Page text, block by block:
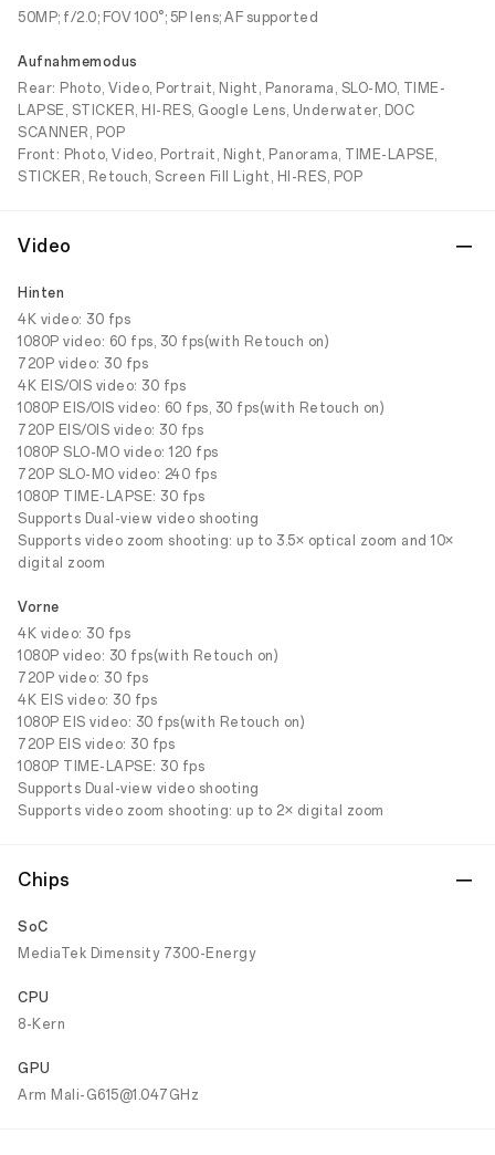
50MP; f/2.0; FOV 100°; 5P lens; AF supported
Aufnahmemodus
Rear: Photo, Video, Portrait, Night, Panorama, SLO-MO, TIME-
LAPSE, STICKER, HI-RES, Google Lens, Underwater, DOC
SCANNER, POP
Front: Photo, Video, Portrait, Night, Panorama, TIME-LAPSE,
STICKER, Retouch, Screen Fill Light, HI-RES, POP
Video
Hinten
4K video: 30 fps
1080P video: 60 fps, 30 fps(with Retouch on)
720P video: 30 fps
4K EIS/OIS video: 30 fps
1080P EIS/OIS video: 60 fps, 30 fps(with Retouch on)
720P EIS/OIS video: 30 fps
1080P SLO-MO video: 120 fps
720P SLO-MO video: 240 fps
1080P TIME-LAPSE: 30 fps
Supports Dual-view video shooting
Supports video zoom shooting: up to 3.5× optical zoom and 10×
digital zoom
Vorne
4K video: 30 fps
1080P video: 30 fps(with Retouch on)
720P video: 30 fps
4K EIS video: 30 fps
1080P EIS video: 30 fps(with Retouch on)
720P EIS video: 30 fps
1080P TIME-LAPSE: 30 fps
Supports Dual-view video shooting
Supports video zoom shooting: up to 2× digital zoom
Chips
SoC
MediaTek Dimensity 7300-Energy
CPU
8-Kern
GPU
Arm Mali-G615@1.047GHz